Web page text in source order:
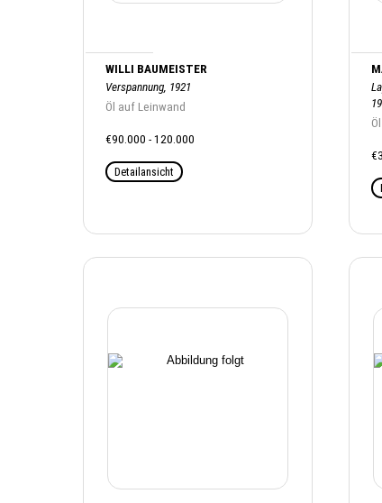
WILLI BAUMEISTER
Verspannung, 1921
Öl auf Leinwand
€90.000 - 120.000
Detailansicht